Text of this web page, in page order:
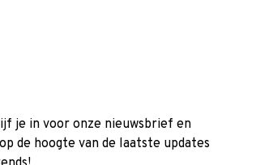
je in voor onze nieuwsbrief en
de hoogte van de laatste updates